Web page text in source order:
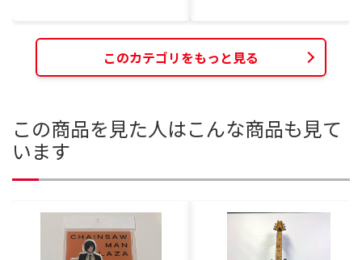
このカテゴリをもっと見る
この商品を見た人はこんな商品も見て
います